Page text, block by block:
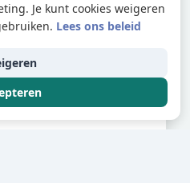
Je kunt cookies weigeren
Lees ons beleid